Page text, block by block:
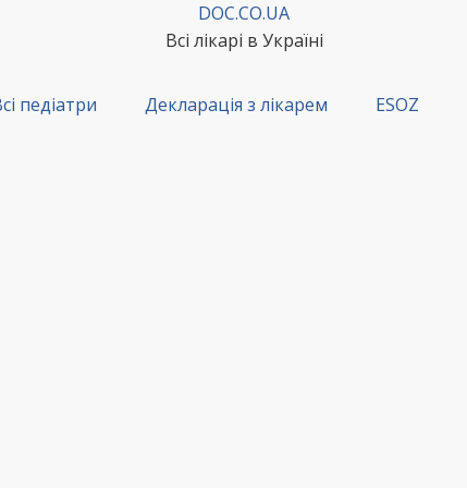
DOC.CO.UA
Всі лікарі в Україні
педіатри Декларація з лікарем ESOZ